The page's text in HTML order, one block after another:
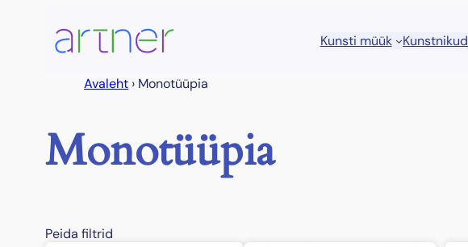
Kunsti müük Kunstnikud
Avaleht › Monotüüpia
Monotüüpia
Peida filtrid